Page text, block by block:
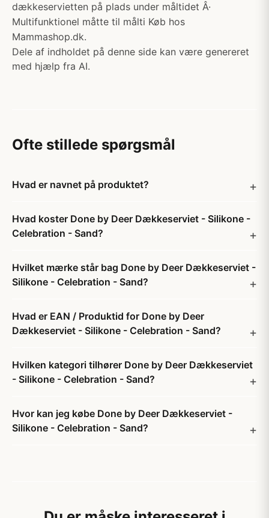
dækkeservietten på plads under måltidet Â·
Multifunktionel måtte til målti Køb hos
Mammashop.dk.
Dele af indholdet på denne side kan være genereret
med hjælp fra AI.
Ofte stillede spørgsmål
Hvad er navnet på produktet?
Hvad koster Done by Deer Dækkeserviet - Silikone -
Celebration - Sand?
Hvilket mærke står bag Done by Deer Dækkeserviet -
Silikone - Celebration - Sand?
Hvad er EAN / Produktid for Done by Deer
Dækkeserviet - Silikone - Celebration - Sand?
Hvilken kategori tilhører Done by Deer Dækkeserviet
- Silikone - Celebration - Sand?
Hvor kan jeg købe Done by Deer Dækkeserviet -
Silikone - Celebration - Sand?